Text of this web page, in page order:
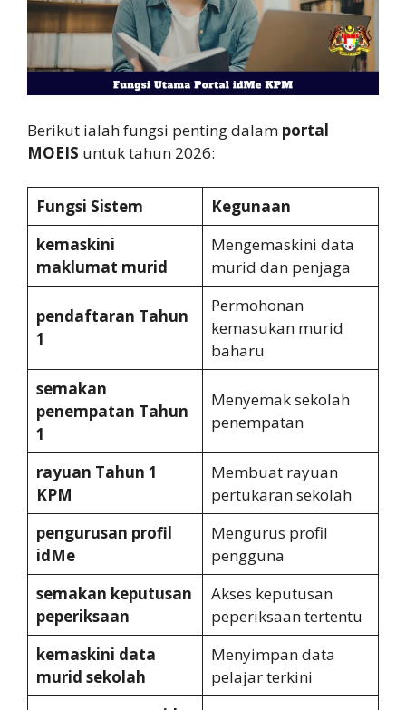
Berikut ialah fungsi penting dalam portal
MOEIS untuk tahun 2026:
Fungsi Sistem
Kegunaan
kemaskini
maklumat murid
Mengemaskini data
murid dan penjaga
pendaftaran Tahun
1
Permohonan
kemasukan murid
baharu
semakan
penempatan Tahun
1
Menyemak sekolah
penempatan
rayuan Tahun 1
KPM
Membuat rayuan
pertukaran sekolah
pengurusan profil
idMe
Mengurus profil
pengguna
semakan keputusan
peperiksaan
Akses keputusan
peperiksaan tertentu
kemaskini data
murid sekolah
Menyimpan data
pelajar terkini